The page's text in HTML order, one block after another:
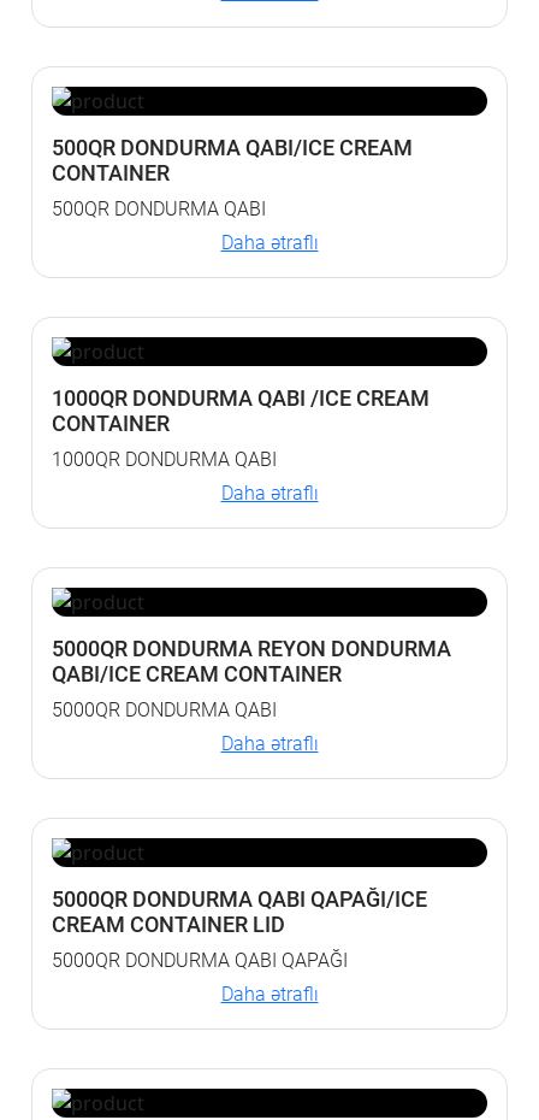
500QR DONDURMA QABI/ICE CREAM
CONTAINER
500QR DONDURMA QABI
Daha ətraflı
1000QR DONDURMA QABI /ICE CREAM
CONTAINER
1000QR DONDURMA QABI
Daha ətraflı
5000QR DONDURMA REYON DONDURMA
QABI/ICE CREAM CONTAINER
5000QR DONDURMA QABI
Daha ətraflı
5000QR DONDURMA QABI QAPAĞI/ICE
CREAM CONTAINER LID
5000QR DONDURMA QABI QAPAĞI
Daha ətraflı